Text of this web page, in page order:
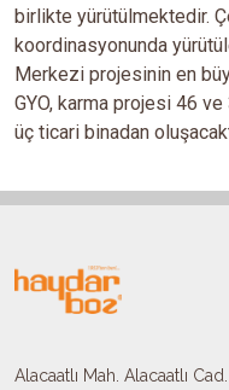
birlikte yürütülmektedir.
koordinasyonunda
Merkezi projesinin en
GYO, karma projesi 46
üç ticari binadan
Alacaatlı Mah. Alacaatlı